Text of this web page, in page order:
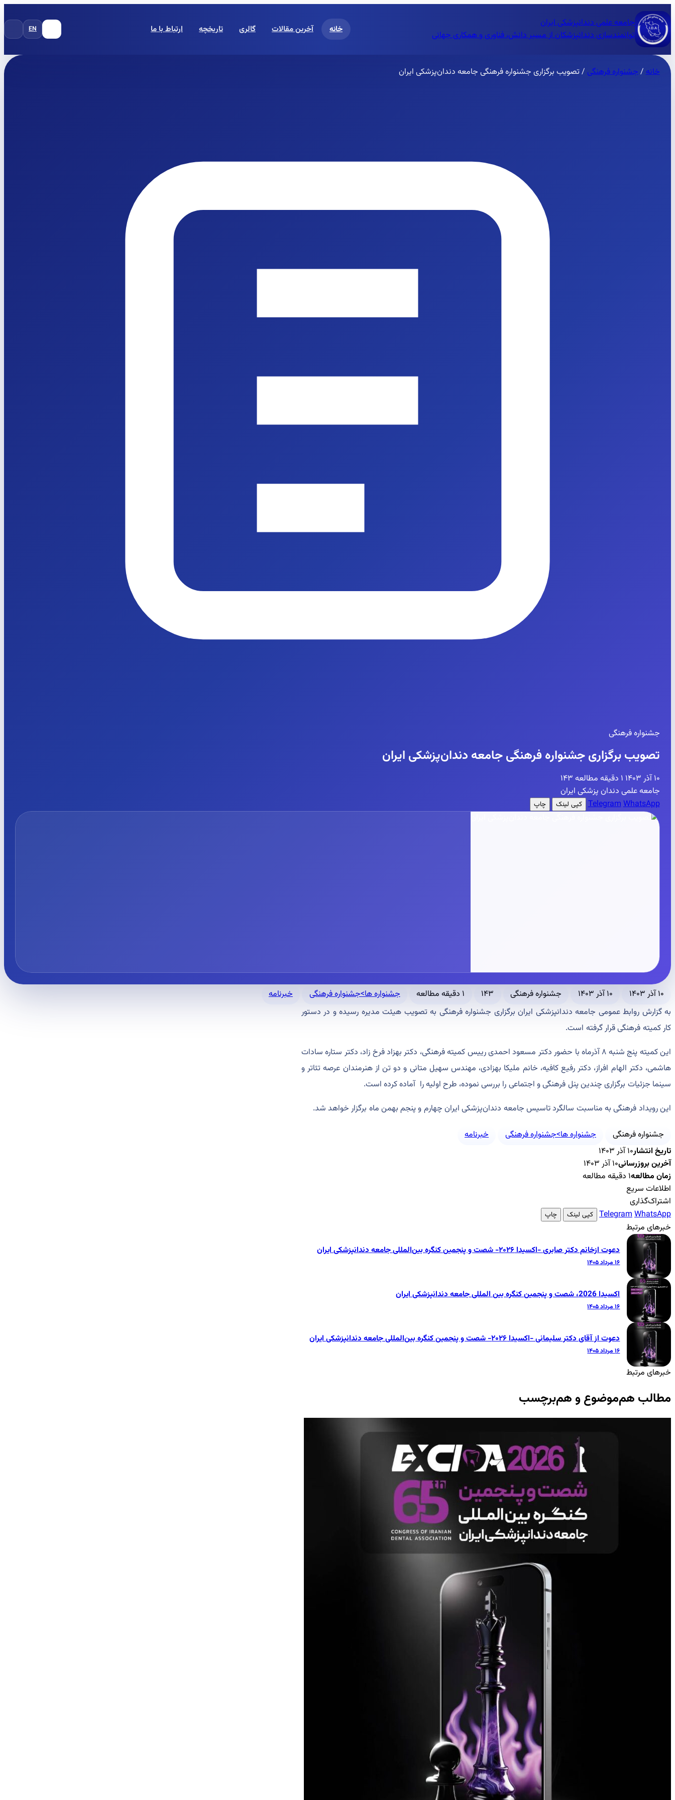
جامعه علمی دندانپزشکی ایران
توانمندسازی دندانپزشکان از مسیر دانش، فناوری و همکاری جهانی
خانه آخرین مقالات گالری تاریخچه ارتباط با ما EN
خانه/جشنواره فرهنگی /تصویب برگزاری جشنواره فرهنگی جامعه دندان‌پزشکی ایران
جشنواره فرهنگی
تصویب برگزاری جشنواره فرهنگی جامعه دندان‌پزشکی ایران
۱۰ آذر ۱۴۰۳ ۱ دقیقه مطالعه
۱۴۳
جامعه علمی دندان پزشکی ایران
TelegramWhatsApp کپی لینک چاپ
۱۰ آذر ۱۴۰۳ ۱۰ آذر ۱۴۰۳ جشنواره فرهنگی ۱۴۳ ۱ دقیقه مطالعه جشنواره ها>جشنواره فرهنگی
خبرنامه
به گزارش روابط عمومی جامعه دندانپزشکی ایران برگزاری جشنواره فرهنگی به تصویب هیئت مدیره رسیده و در دستور
کار کمیته فرهنگی قرار گرفته است.
این کمیته پنج شنبه ۸ آذرماه با حضور دکتر مسعود احمدی رییس کمیته فرهنگی، دکتر بهزاد فرخ زاد، دکتر ستاره سادات
هاشمی، دکتر الهام افراز، دکتر رفیع کافیه، خانم ملیکا بهزادی، مهندس سهیل متانی و دو تن از هنرمندان عرصه تئاتر و
سینما جزئیات برگزاری چندین پنل فرهنگی و اجتماعی را بررسی نموده، طرح اولیه را آماده کرده است.
این رویداد فرهنگی به مناسبت سالگرد تاسیس جامعه دندان‌پزشکی ایران چهارم و پنجم بهمن ماه برگزار خواهد شد.
جشنواره فرهنگی جشنواره ها>جشنواره فرهنگی
خبرنامه
تاریخ انتشار۱۰ آذر ۱۴۰۳
آخرین بروزرسانی۱۰ آذر ۱۴۰۳
زمان مطالعه۱ دقیقه مطالعه
اطلاعات سریع
اشتراک‌گذاری
TelegramWhatsApp کپی لینک چاپ
خبرهای مرتبط
دعوت ازخانم دکتر صابری -اکسیدا ۲۰۲۶- شصت و پنجمین کنگره بین‌المللی جامعه دندانپزشکی ایران
۱۶ مرداد ۱۴۰۵
اکسیدا 2026، شصت و پنجمین کنگره بین المللی جامعه دندانپزشکی ایران
۱۶ مرداد ۱۴۰۵
دعوت از آقای دکتر سلیمانی -اکسیدا ۲۰۲۶- شصت و پنجمین کنگره بین‌المللی جامعه دندانپزشکی ایران
۱۶ مرداد ۱۴۰۵
خبرهای مرتبط
مطالب هم‌موضوع و هم‌برچسب